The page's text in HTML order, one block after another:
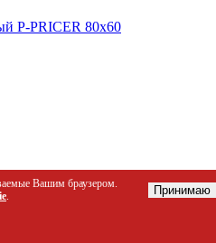
P-PRICER 80х60
LST60 длина 1238 мм.,
Вашим браузером.
. Принимаю